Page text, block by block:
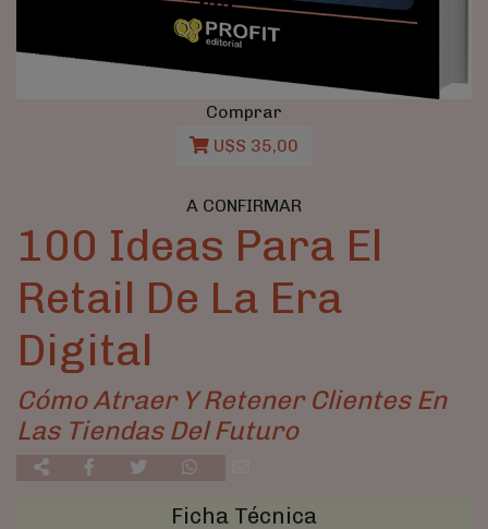
Comprar
U$S 35,00
A CONFIRMAR
100 Ideas Para El
Retail De La Era
Digital
Cómo Atraer Y Retener Clientes En
Las Tiendas Del Futuro
Ficha Técnica